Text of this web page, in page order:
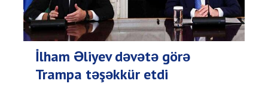
İlham Əliyev dəvətə görə
Trampa təşəkkür etdi